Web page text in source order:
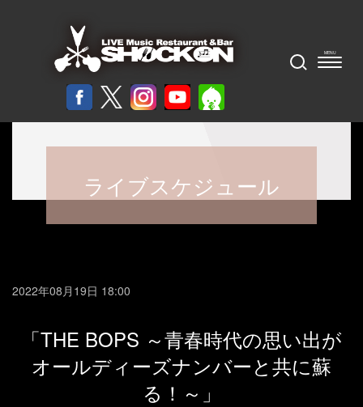
ライブスケジュール
2022年08月19日 18:00
「THE BOPS ～青春時代の思い出が
オールディーズナンバーと共に蘇
る！～」